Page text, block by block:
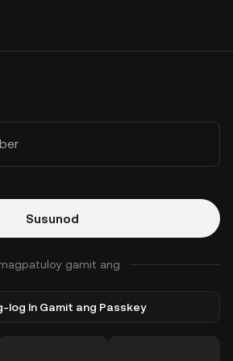
Susunod
gamit ang
log In Gamit ang Passkey